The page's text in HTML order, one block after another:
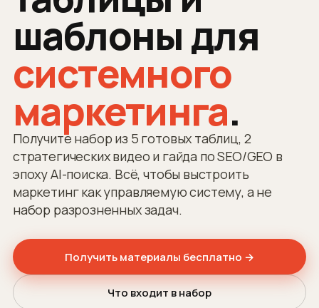
шаблоны для
системного
маркетинга.
Получите набор из 5 готовых таблиц, 2
стратегических видео и гайда по SEO/GEO в
эпоху AI-поиска. Всё, чтобы выстроить
маркетинг как управляемую систему, а не
набор разрозненных задач.
Получить материалы бесплатно →
Что входит в набор